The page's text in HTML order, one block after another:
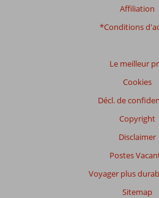
Affiliation
*Conditions
Le meilleur
Cookies
Décl. de
Copyright
Disclaimer
Postes
Voyager plus
Sitemap